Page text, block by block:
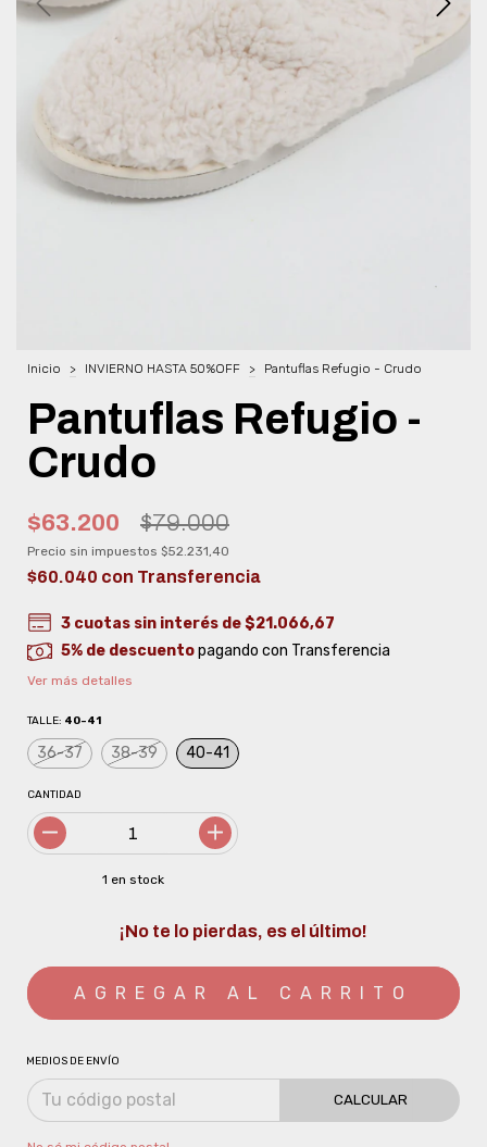
Inicio > INVIERNO HASTA 50%OFF > Pantuflas Refugio - Crudo
Pantuflas Refugio -
Crudo
$63.200 $79.000
Precio sin impuestos $52.231,40
$60.040 con Transferencia
3 cuotas sin interés de$21.066,67
5% de descuentopagando con Transferencia
Ver más detalles
TALLE: 40-41
36-37 38-39 40-41
CANTIDAD
1 en stock
¡No te lo pierdas, es el último!
MEDIOS DE ENVÍO
CALCULAR